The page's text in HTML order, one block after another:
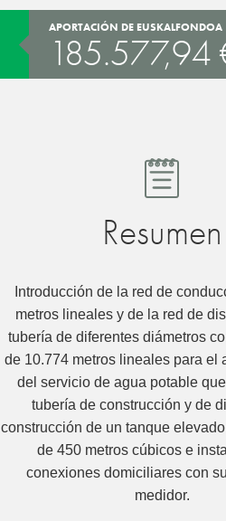
APORTACIÓN DE EUSKALFONDOA
185.577,94
Resumen
Introducción de la red de
metros lineales y de la red de
tubería de diferentes diámetros
de 10.774 metros lineales para el
del servicio de agua potable
tubería de construcción y de
construcción de un tanque
de 450 metros cúbicos e
conexiones domiciliares con
medidor.